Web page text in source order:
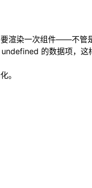
要渲染一次组件——
的数据项，
。